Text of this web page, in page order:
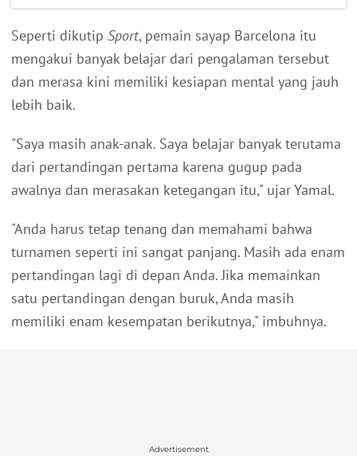
Seperti dikutip Sport, pemain sayap Barcelona itu
mengakui banyak belajar dari pengalaman tersebut
dan merasa kini memiliki kesiapan mental yang jauh
lebih baik.
"Saya masih anak-anak. Saya belajar banyak terutama
dari pertandingan pertama karena gugup pada
awalnya dan merasakan ketegangan itu," ujar Yamal.
"Anda harus tetap tenang dan memahami bahwa
turnamen seperti ini sangat panjang. Masih ada enam
pertandingan lagi di depan Anda. Jika memainkan
satu pertandingan dengan buruk, Anda masih
memiliki enam kesempatan berikutnya," imbuhnya.
Advertisement